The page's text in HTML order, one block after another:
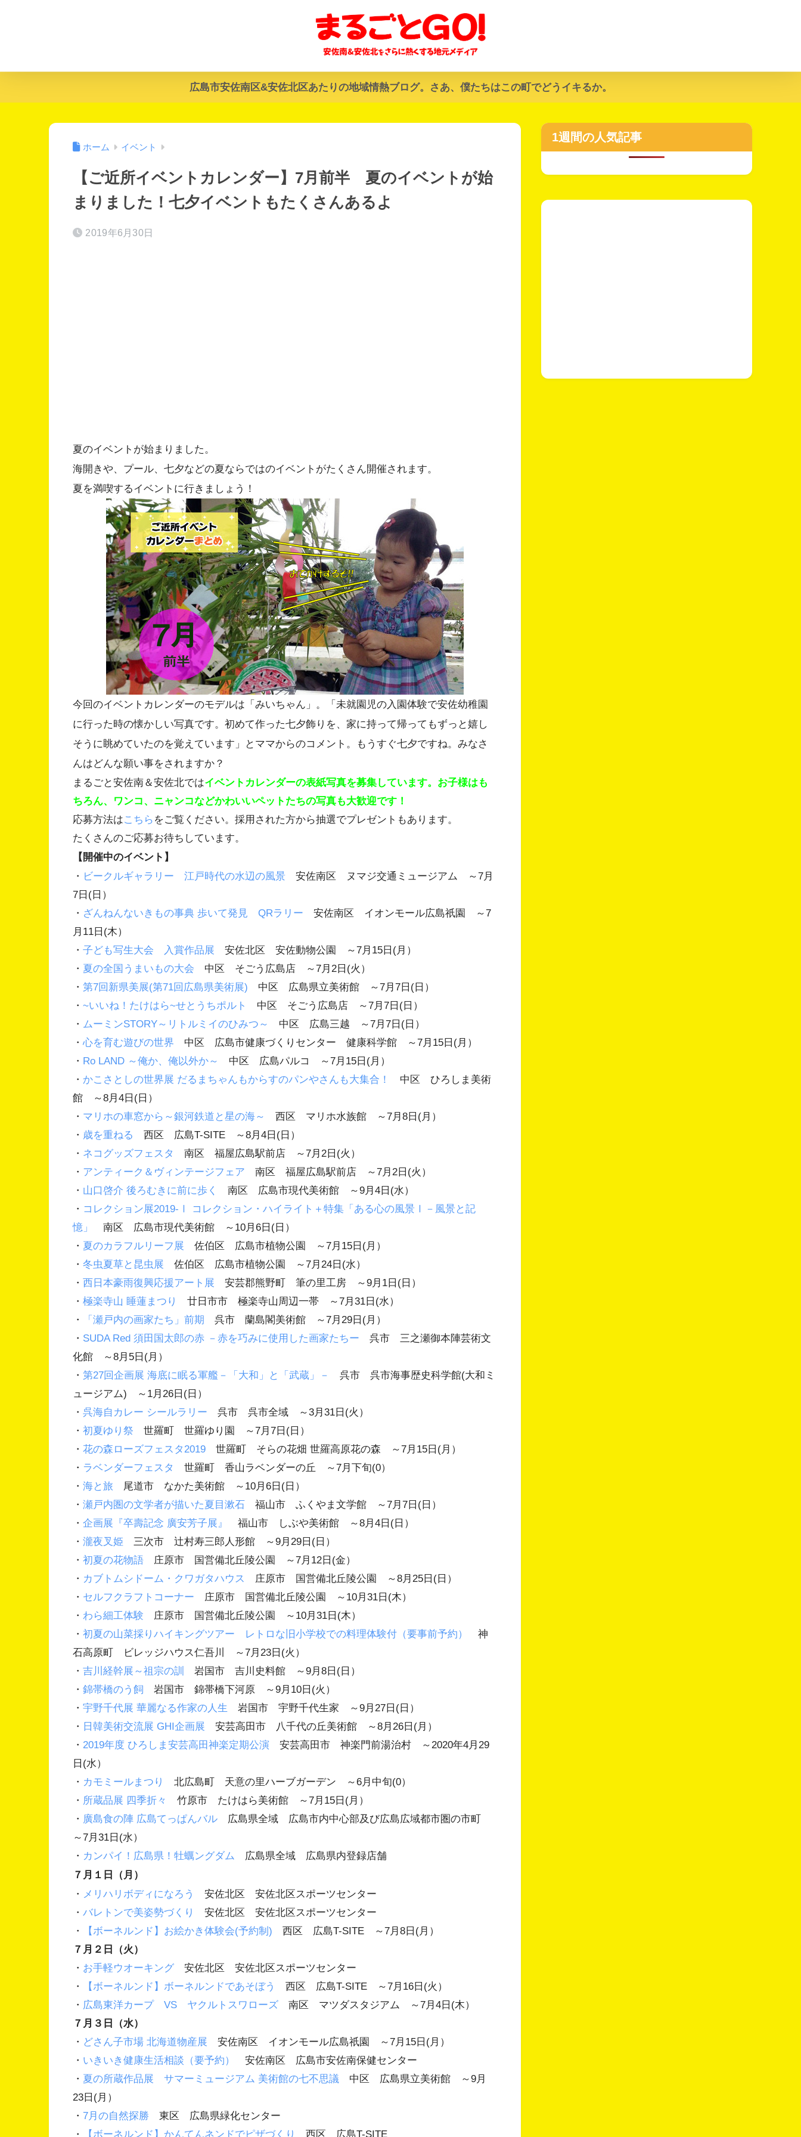
広島市安佐南区&安佐北区あたりの地域情熱ブログ。さあ、僕たちはこの町でどうイキるか。
ホーム イベント
【ご近所イベントカレンダー】7月前半 夏のイベントが始
まりました！七夕イベントもたくさんあるよ
2019年6月30日
夏のイベントが始まりました。
海開きや、プール、七夕などの夏ならではのイベントがたくさん開催されます。
夏を満喫するイベントに行きましょう！
今回のイベントカレンダーのモデルは「みいちゃん」。「未就園児の入園体験で安佐幼稚園
に行った時の懐かしい写真です。初めて作った七夕飾りを、家に持って帰ってもずっと嬉し
そうに眺めていたのを覚えています」とママからのコメント。もうすぐ七夕ですね。みなさ
んはどんな願い事をされますか？
まるごと安佐南＆安佐北ではイベントカレンダーの表紙写真を募集しています。お子様はも
ちろん、ワンコ、ニャンコなどかわいいペットたちの写真も大歓迎です！
応募方法はこちら をご覧ください。採用された方から抽選でプレゼントもあります。
たくさんのご応募お待ちしています。
【開催中のイベント】
・ ビークルギャラリー 江戸時代の水辺の風景 安佐南区 ヌマジ交通ミュージアム ～7月
7日(日）
・ ざんねんないきもの事典 歩いて発見 QRラリー 安佐南区 イオンモール広島祇園 ～7
月11日(木）
・ 子ども写生大会 入賞作品展 安佐北区 安佐動物公園 ～7月15日(月）
・ 夏の全国うまいもの大会 中区 そごう広島店 ～7月2日(火）
・ 第7回新県美展(第71回広島県美術展) 中区 広島県立美術館 ～7月7日(日）
・ ~いいね！たけはら~せとうちポルト
中区 そごう広島店 ～7月7日(日）
・ ムーミンSTORY～リトルミイのひみつ～
中区 広島三越 ～7月7日(日）
・ 心を育む遊びの世界 中区 広島市健康づくりセンター 健康科学館 ～7月15日(月）
・ Ro LAND ～俺か、俺以外か～
中区 広島パルコ ～7月15日(月）
・ かこさとしの世界展 だるまちゃんもからすのパンやさんも大集合！
中区 ひろしま美術
館 ～8月4日(日）
・ マリホの車窓から～銀河鉄道と星の海～
西区 マリホ水族館 ～7月8日(月）
・ 歳を重ねる
西区 広島T-SITE ～8月4日(日）
・ ネコグッズフェスタ
南区 福屋広島駅前店 ～7月2日(火）
・ アンティーク＆ヴィンテージフェア 南区 福屋広島駅前店 ～7月2日(火）
・ 山口啓介 後ろむきに前に歩く
南区 広島市現代美術館 ～9月4日(水）
・ コレクション展2019-Ⅰ コレクション・ハイライト＋特集「ある心の風景Ⅰ－風景と記
憶」
南区 広島市現代美術館 ～10月6日(日）
・ 夏のカラフルリーフ展 佐伯区 広島市植物公園 ～7月15日(月）
・ 冬虫夏草と昆虫展 佐伯区 広島市植物公園 ～7月24日(水）
・ 西日本豪雨復興応援アート展 安芸郡熊野町 筆の里工房 ～9月1日(日）
・ 極楽寺山 睡蓮まつり
廿日市市 極楽寺山周辺一帯 ～7月31日(水）
・
「瀬戸内の画家たち」前期 呉市 蘭島閣美術館 ～7月29日(月）
・ SUDA Red 須田国太郎の赤 －赤を巧みに使用した画家たちー 呉市 三之瀬御本陣芸術文
化館 ～8月5日(月）
・ 第27回企画展 海底に眠る軍艦－「大和」と「武蔵」－
呉市 呉市海事歴史科学館(大和ミ
ュージアム) ～1月26日(日）
・ 呉海自カレー シールラリー 呉市 呉市全域 ～3月31日(火）
・ 初夏ゆり祭 世羅町 世羅ゆり園 ～7月7日(日）
・ 花の森ローズフェスタ2019 世羅町 そらの花畑 世羅高原花の森 ～7月15日(月）
・ ラベンダーフェスタ
世羅町 香山ラベンダーの丘 ～7月下旬(0）
・ 海と旅 尾道市 なかた美術館 ～10月6日(日）
・ 瀬戸内圏の文学者が描いた夏目漱石 福山市 ふくやま文学館 ～7月7日(日）
・ 企画展『卒壽記念 廣安芳子展』
福山市 しぶや美術館 ～8月4日(日）
・ 瀧夜叉姫 三次市 辻村寿三郎人形館 ～9月29日(日）
・ 初夏の花物語 庄原市 国営備北丘陵公園 ～7月12日(金）
・ カブトムシドーム・クワガタハウス
庄原市 国営備北丘陵公園 ～8月25日(日）
・ セルフクラフトコーナー 庄原市 国営備北丘陵公園 ～10月31日(木）
・ わら細工体験 庄原市 国営備北丘陵公園 ～10月31日(木）
・ 初夏の山菜採りハイキングツアー レトロな旧小学校での料理体験付（要事前予約）
神
石高原町 ビレッジハウス仁吾川 ～7月23日(火）
・ 吉川経幹展～祖宗の訓
岩国市 吉川史料館 ～9月8日(日）
・ 錦帯橋のう飼 岩国市 錦帯橋下河原 ～9月10日(火）
・ 宇野千代展 華麗なる作家の人生
岩国市 宇野千代生家 ～9月27日(日）
・ 日韓美術交流展 GHI企画展 安芸高田市 八千代の丘美術館 ～8月26日(月）
・ 2019年度 ひろしま安芸高田神楽定期公演 安芸高田市 神楽門前湯治村 ～2020年4月29
日(水）
・ カモミールまつり
北広島町 天意の里ハーブガーデン ～6月中旬(0）
・ 所蔵品展 四季折々
竹原市 たけはら美術館 ～7月15日(月）
・ 廣島食の陣 広島てっぱんバル 広島県全域 広島市内中心部及び広島広域都市圏の市町
～7月31日(水）
・ カンパイ！広島県！牡蠣ングダム 広島県全域 広島県内登録店舗
７月１日（月）
・ メリハリボディになろう
安佐北区 安佐北区スポーツセンター
・ バレトンで美姿勢づくり
安佐北区 安佐北区スポーツセンター
・
【ボーネルンド】お絵かき体験会(予約制) 西区 広島T-SITE ～7月8日(月）
７月２日（火）
・ お手軽ウオーキング 安佐北区 安佐北区スポーツセンター
・
【ボーネルンド】ボーネルンドであそぼう
西区 広島T-SITE ～7月16日(火）
・ 広島東洋カープ VS ヤクルトスワローズ 南区 マツダスタジアム ～7月4日(木）
７月３日（水）
・ どさん子市場 北海道物産展 安佐南区 イオンモール広島祇園 ～7月15日(月）
・ いきいき健康生活相談（要予約）
安佐南区 広島市安佐南保健センター
・ 夏の所蔵作品展 サマーミュージアム 美術館の七不思議 中区 広島県立美術館 ～9月
23日(月）
・ 7月の自然探勝 東区 広島県緑化センター
・
【ボーネルンド】かんてんネンドでピザづくり 西区 広島T-SITE
1週間の人気記事